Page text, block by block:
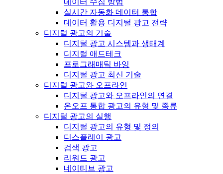
데이터 수집 방법
실시간 자동화 데이터 통합
데이터 활용 디지털 광고 전략
디지털 광고의 기술
디지털 광고 시스템과 생태계
디지털 애드테크
프로그래매틱 바잉
디지털 광고 최신 기술
디지털 광고와 오프라인
디지털 광고와 오프라인의 연결
온오프 통합 광고의 유형 및 종류
디지털 광고의 실행
디지털 광고의 유형 및 정의
디스플레이 광고
검색 광고
리워드 광고
네이티브 광고